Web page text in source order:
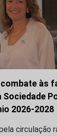
às
Sociedade
2026-2028
circulação